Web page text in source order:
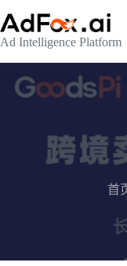
至
内
容
Ad Intelligence Platform
首